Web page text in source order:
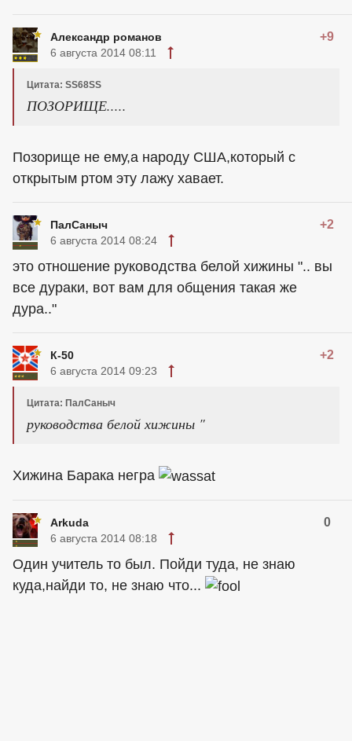
Александр романов +9
6 августа 2014 08:11
Цитата: SS68SS
ПОЗОРИЩЕ.....
Позорище не ему,а народу США,который с
открытым ртом эту лажу хавает.
ПалСаныч +2
6 августа 2014 08:24
это отношение руководства белой хижины ".. вы
все дураки, вот вам для общения такая же
дура.."
К-50 +2
6 августа 2014 09:23
Цитата: ПалСаныч
руководства белой хижины "
Хижина Барака негра
Arkuda 0
6 августа 2014 08:18
Один учитель то был. Пойди туда, не знаю
куда,найди то, не знаю что...